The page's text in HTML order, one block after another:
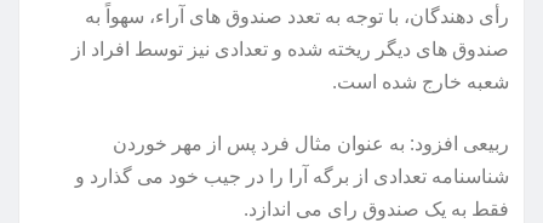
رأی دهندگان، با توجه به تعدد صندوق های آراء، سهواً به
صندوق های دیگر ریخته شده و تعدادی نیز توسط افراد از
شعبه خارج شده است.
ربیعی افزود: به عنوان مثال فرد پس از مهر خوردن
شناسنامه تعدادی از برگه آرا را در جیب خود می گذارد و
فقط به یک صندوق رای می اندازد.